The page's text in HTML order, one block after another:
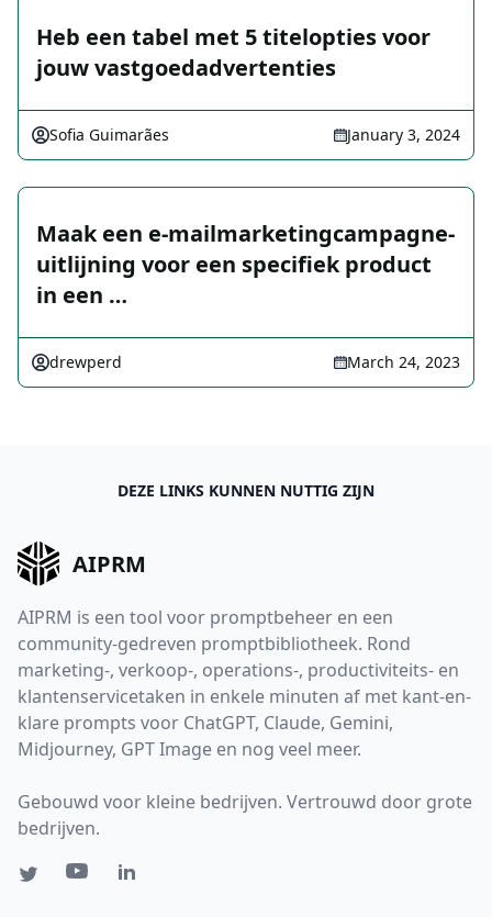
Heb een tabel met 5 titelopties voor
jouw vastgoedadvertenties
Sofia Guimarães January 3, 2024
Maak een e-mailmarketingcampagne-
uitlijning voor een specifiek product
in een …
drewperd March 24, 2023
DEZE LINKS KUNNEN NUTTIG ZIJN
AIPRM
AIPRM is een tool voor promptbeheer en een
community-gedreven promptbibliotheek. Rond
marketing-, verkoop-, operations-, productiviteits- en
klantenservicetaken in enkele minuten af met kant-en-
klare prompts voor ChatGPT, Claude, Gemini,
Midjourney, GPT Image en nog veel meer.
Gebouwd voor kleine bedrijven. Vertrouwd door grote
bedrijven.